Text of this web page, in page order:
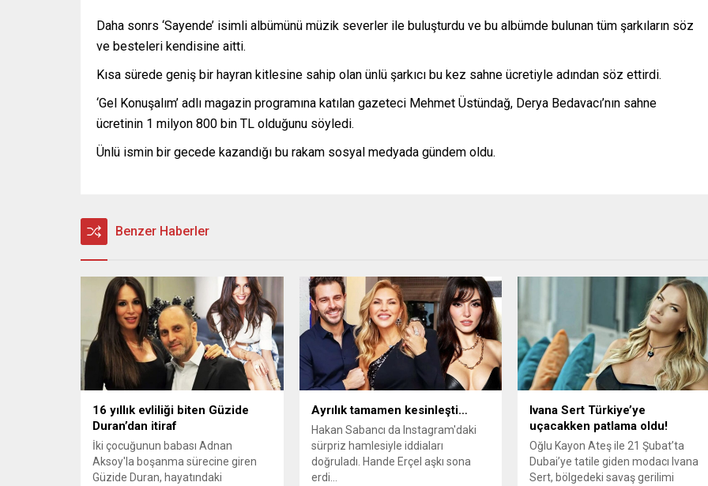
Daha sonrs ‘Sayende’ isimli albümünü müzik severler ile buluşturdu ve bu albümde bulunan tüm şarkıların söz
ve besteleri kendisine aitti.
Kısa sürede geniş bir hayran kitlesine sahip olan ünlü şarkıcı bu kez sahne ücretiyle adından söz ettirdi.
‘Gel Konuşalım’ adlı magazin programına katılan gazeteci Mehmet Üstündağ, Derya Bedavacı’nın sahne
ücretinin 1 milyon 800 bin TL olduğunu söyledi.
Ünlü ismin bir gecede kazandığı bu rakam sosyal medyada gündem oldu.
Benzer Haberler
16 yıllık evliliği biten Güzide
Duran’dan itiraf
İki çocuğunun babası Adnan
Aksoy'la boşanma sürecine giren
Güzide Duran, hayatındaki
Ayrılık tamamen kesinleşti…
Hakan Sabancı da Instagram'daki
sürpriz hamlesiyle iddiaları
doğruladı. Hande Erçel aşkı sona
erdi...
Ivana Sert Türkiye’ye
uçacakken patlama oldu!
Oğlu Kayon Ateş ile 21 Şubat’ta
Dubai’ye tatile giden modacı Ivana
Sert, bölgedeki savaş gerilimi